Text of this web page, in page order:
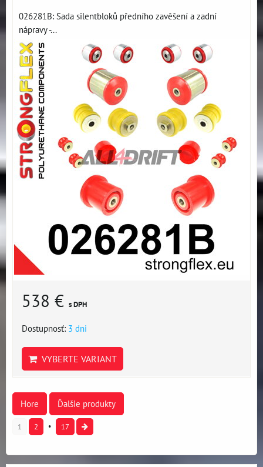
026281B: Sada silentbloků předního zavěšení a zadní
nápravy -...
538 € s DPH
Dostupnosť: 3 dni
VYBERTE VARIANT
Hore Ďalšie produkty
1 2 17